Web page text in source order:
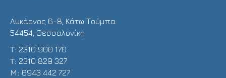
Λυκάονος 6-8, Κάτω Τούμπα
54454, Θεσσαλονίκη
Τ: 2310 900 170
T: 2310 829 327
Μ: 6943 442 727